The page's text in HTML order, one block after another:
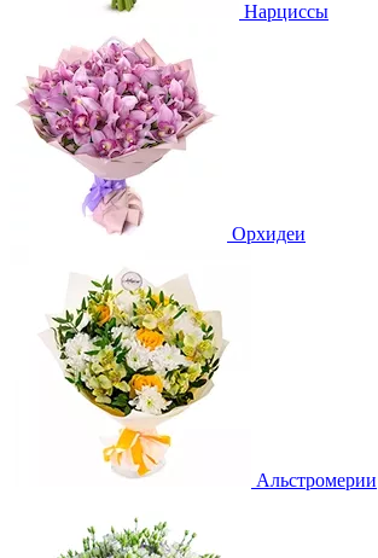
Нарциссы
Орхидеи
Альстромерии